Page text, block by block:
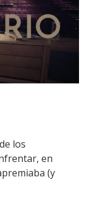
los
en
(y